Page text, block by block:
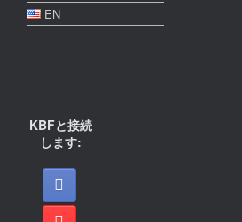
EN
KBFと接続
します: